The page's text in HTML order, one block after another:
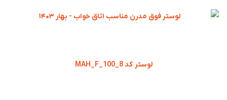
لوستر کد MAH_F_100_8